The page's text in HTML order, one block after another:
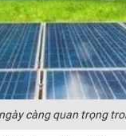
càng quan trọng